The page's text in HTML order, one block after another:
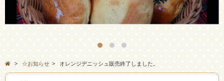
> ☆お知らせ > オレンジデニッシュ販売終了しました。